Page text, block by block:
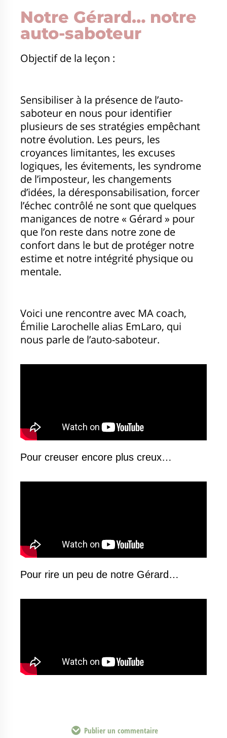
Notre Gérard… notre
auto-saboteur
Objectif de la leçon :
Sensibiliser à la présence de l’auto-
saboteur en nous pour identifier
plusieurs de ses stratégies empêchant
notre évolution. Les peurs, les
croyances limitantes, les excuses
logiques, les évitements, les syndrome
de l’imposteur, les changements
d’idées, la déresponsabilisation, forcer
l’échec contrôlé ne sont que quelques
manigances de notre « Gérard » pour
que l’on reste dans notre zone de
confort dans le but de protéger notre
estime et notre intégrité physique ou
mentale.
Voici une rencontre avec MA coach,
Émilie Larochelle alias EmLaro, qui
nous parle de l’auto-saboteur.
Pour creuser encore plus creux…
Pour rire un peu de notre Gérard…
Publier un commentaire